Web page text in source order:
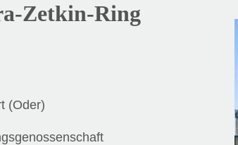
Zetkin-Ring
(Oder)